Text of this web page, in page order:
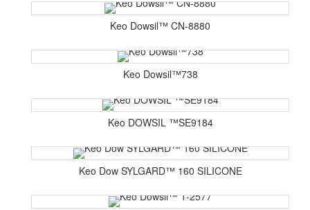
Keo Dowsil™ CN-8880
Keo Dowsil™738
Keo DOWSIL ™SE9184
Keo Dow SYLGARD™ 160 SILICONE